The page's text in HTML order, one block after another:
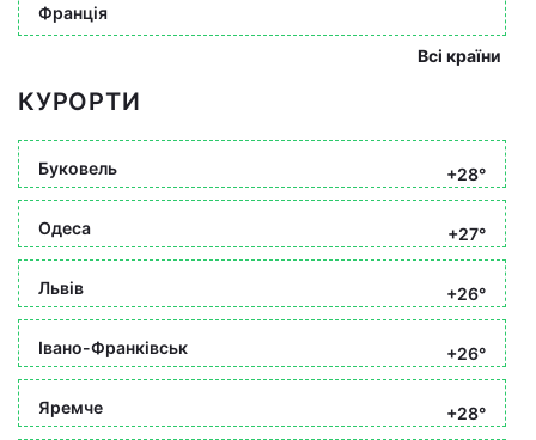
Франція
Всі країни
КУРОРТИ
Буковель +28°
Одеса +27°
Львів +26°
Івано-Франківськ +26°
Яремче +28°